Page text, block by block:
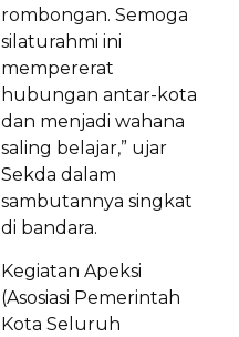
rombongan. Semoga
silaturahmi ini
mempererat
hubungan antar-kota
dan menjadi wahana
saling belajar,” ujar
Sekda dalam
sambutannya singkat
di bandara.
Kegiatan Apeksi
(Asosiasi Pemerintah
Kota Seluruh